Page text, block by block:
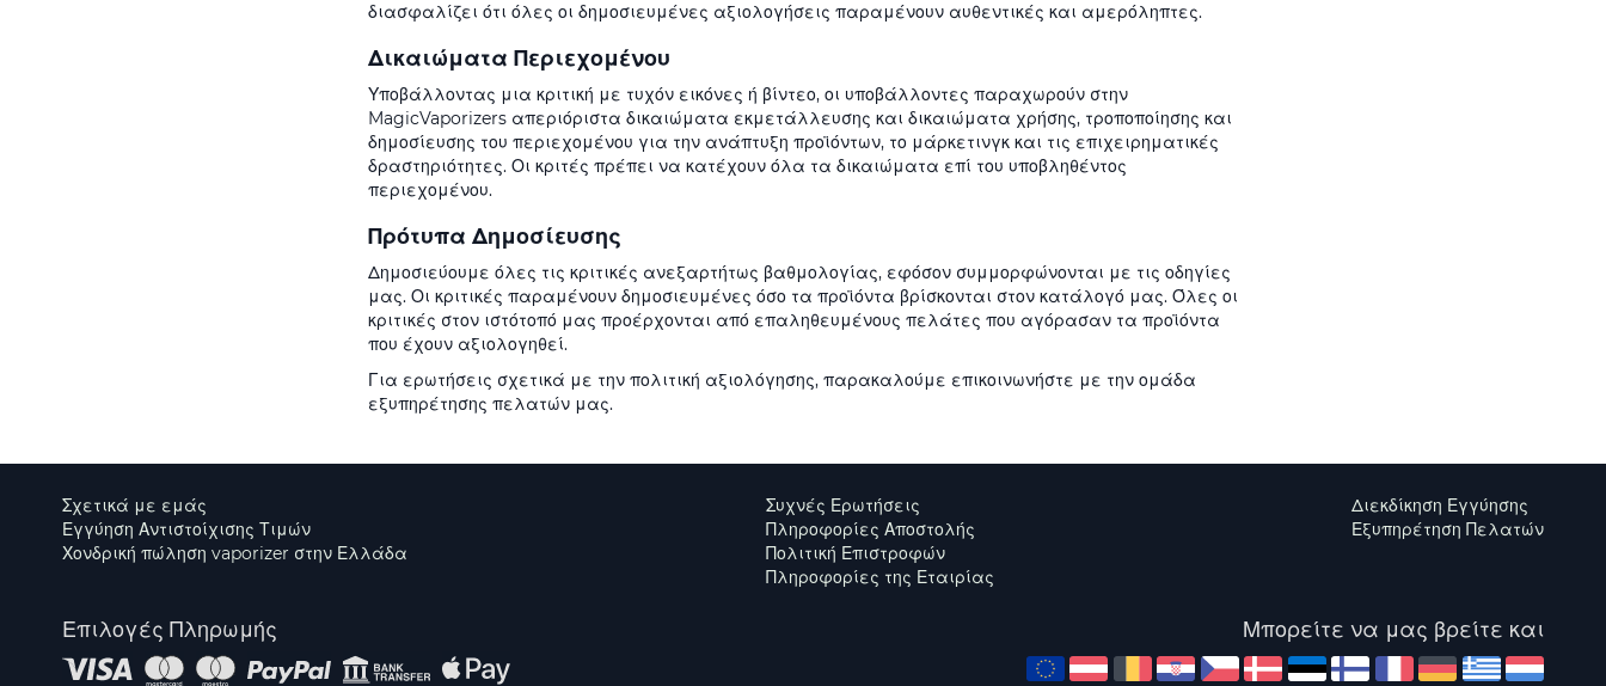
διασφαλίζει ότι όλες οι δημοσιευμένες αξιολογήσεις παραμένουν αυθεντικές και αμερόληπτες.
Δικαιώματα Περιεχομένου
Υποβάλλοντας μια κριτική με τυχόν εικόνες ή βίντεο, οι υποβάλλοντες παραχωρούν στην
MagicVaporizers απεριόριστα δικαιώματα εκμετάλλευσης και δικαιώματα χρήσης, τροποποίησης και
δημοσίευσης του περιεχομένου για την ανάπτυξη προϊόντων, το μάρκετινγκ και τις επιχειρηματικές
δραστηριότητες. Οι κριτές πρέπει να κατέχουν όλα τα δικαιώματα επί του υποβληθέντος
περιεχομένου.
Πρότυπα Δημοσίευσης
Δημοσιεύουμε όλες τις κριτικές ανεξαρτήτως βαθμολογίας, εφόσον συμμορφώνονται με τις οδηγίες
μας. Οι κριτικές παραμένουν δημοσιευμένες όσο τα προϊόντα βρίσκονται στον κατάλογό μας. Όλες οι
κριτικές στον ιστότοπό μας προέρχονται από επαληθευμένους πελάτες που αγόρασαν τα προϊόντα
που έχουν αξιολογηθεί.
Για ερωτήσεις σχετικά με την πολιτική αξιολόγησης, παρακαλούμε επικοινωνήστε με την ομάδα
εξυπηρέτησης πελατών μας.
Σχετικά με εμάς
Εγγύηση Αντιστοίχισης Τιμών
Χονδρική πώληση vaporizer στην Ελλάδα
Συχνές Ερωτήσεις
Πληροφορίες Αποστολής
Πολιτική Επιστροφών
Πληροφορίες της Εταιρίας
Διεκδίκηση Εγγύησης
Εξυπηρέτηση Πελατών
Επιλογές Πληρωμής Μπορείτε να μας βρείτε και